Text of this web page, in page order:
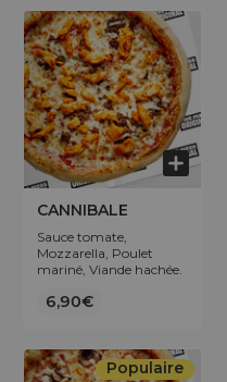
CANNIBALE
Sauce tomate,
Mozzarella, Poulet
mariné, Viande hachée.
6,90€
Populaire